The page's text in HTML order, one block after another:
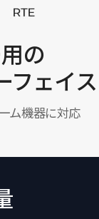
の
フェイス
ム機器に対応